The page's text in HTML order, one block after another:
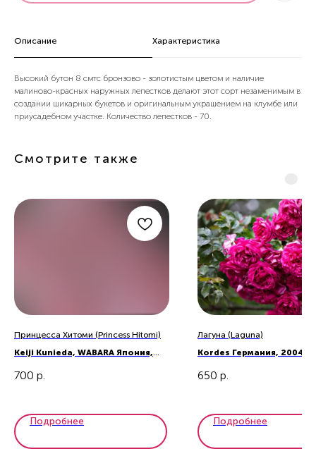
Описание Характеристика
Высокий бутон 8 смтс бронзово - золотистым цветом и наличие
малиново-красных наружных лепестков делают этот сорт незаменимым в
создании шикарных букетов и оригинальным украшением на клумбе или
приусадебном участке. Количество лепестков - 70.
Смотрите также
Принцесса Хитоми (Princess Hitomi)
Keiji Kunieda, WABARA Япония,
700 р.
Подробнее
Лагуна (Laguna)
Kordes Германия, 2004
650 р.
Подробнее